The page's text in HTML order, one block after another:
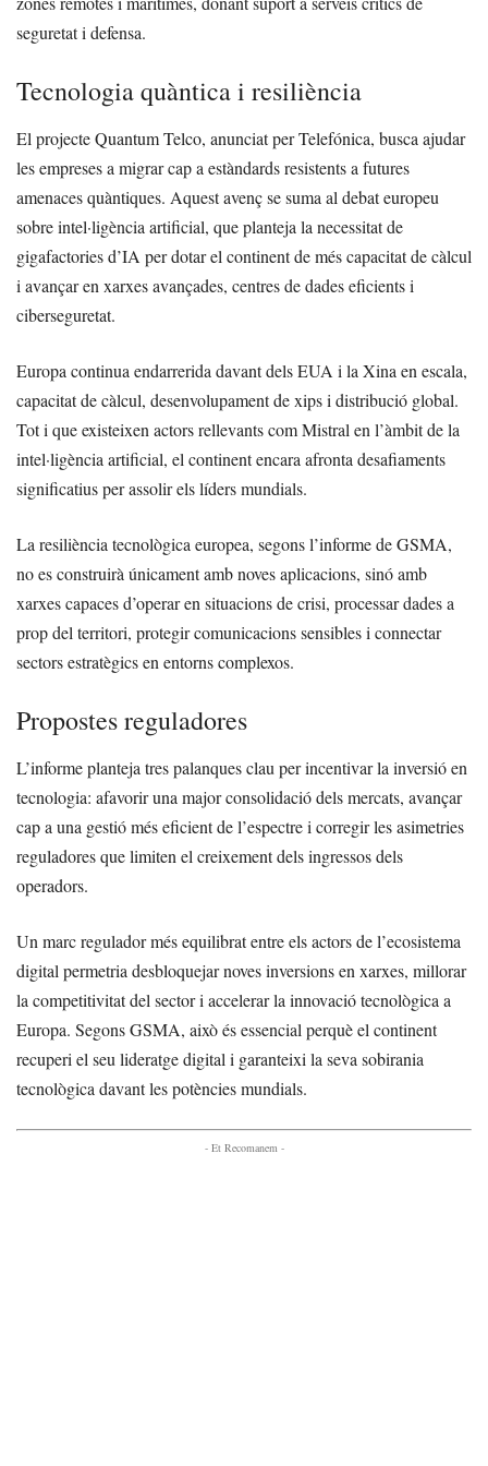
seguretat i defensa.
Tecnologia quàntica i resiliència
El projecte Quantum Telco, anunciat per Telefónica, busca ajudar
les empreses a migrar cap a estàndards resistents a futures
amenaces quàntiques. Aquest avenç se suma al debat europeu
sobre intel·ligència artificial, que planteja la necessitat de
gigafactories d’IA per dotar el continent de més capacitat de càlcul
i avançar en xarxes avançades, centres de dades eficients i
ciberseguretat.
Europa continua endarrerida davant dels EUA i la Xina en escala,
capacitat de càlcul, desenvolupament de xips i distribució global.
Tot i que existeixen actors rellevants com Mistral en l’àmbit de la
intel·ligència artificial, el continent encara afronta desafiaments
significatius per assolir els líders mundials.
La resiliència tecnològica europea, segons l’informe de GSMA,
no es construirà únicament amb noves aplicacions, sinó amb
xarxes capaces d’operar en situacions de crisi, processar dades a
prop del territori, protegir comunicacions sensibles i connectar
sectors estratègics en entorns complexos.
Propostes reguladores
L’informe planteja tres palanques clau per incentivar la inversió en
tecnologia: afavorir una major consolidació dels mercats, avançar
cap a una gestió més eficient de l’espectre i corregir les asimetries
reguladores que limiten el creixement dels ingressos dels
operadors.
Un marc regulador més equilibrat entre els actors de l’ecosistema
digital permetria desbloquejar noves inversions en xarxes, millorar
la competitivitat del sector i accelerar la innovació tecnològica a
Europa. Segons GSMA, això és essencial perquè el continent
recuperi el seu lideratge digital i garanteixi la seva sobirania
tecnològica davant les potències mundials.
- Et Recomanem -